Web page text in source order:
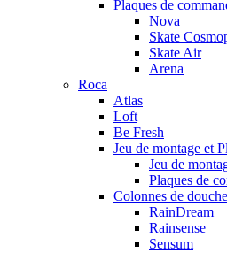
Plaques de
Nova
Skate
Skate Air
Arena
Roca
Atlas
Loft
Be Fresh
Jeu de montage et
Jeu de
Plaques de
Colonnes de douche
RainDream
Rainsense
Sensum